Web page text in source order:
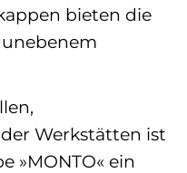
bieten die
Werkstätten ist
»MONTO« ein